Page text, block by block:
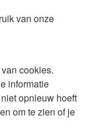
van onze
cookies.
informatie
opnieuw hoeft
om te zien of je